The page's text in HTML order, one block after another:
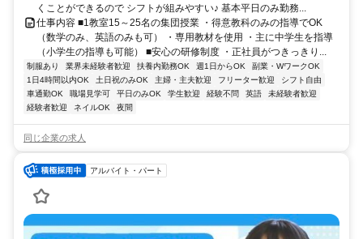
くことができるので シフトが組みやすい♪ 基本平日のみ勤務...
仕事内容 ■1教室15～25名の集団授業 ・得意教科のみの指導でOK
（数学のみ、英語のみも可） ・専用教材を使用 ・主に中学生を指導
（小学生の指導も可能） ■安心の研修制度 ・正社員がつきっきり...
制服あり 業界未経験者歓迎 扶養内勤務OK 週1日からOK
副業・WワークOK
1日4時間以内OK
土日祝のみOK 主婦・主夫歓迎 フリーター歓迎
シフト自由
車通勤OK
職場見学可 平日のみOK 学生歓迎 経験不問 英語
未経験者歓迎
経験者歓迎
ネイルOK 夜間
同じ企業の求人
アルバイト・パート